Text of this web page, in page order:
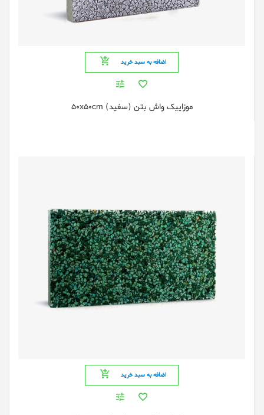
اضافه به سبد خرید
موزاییک واش بتن (سفید) 50x50cm
اضافه به سبد خرید